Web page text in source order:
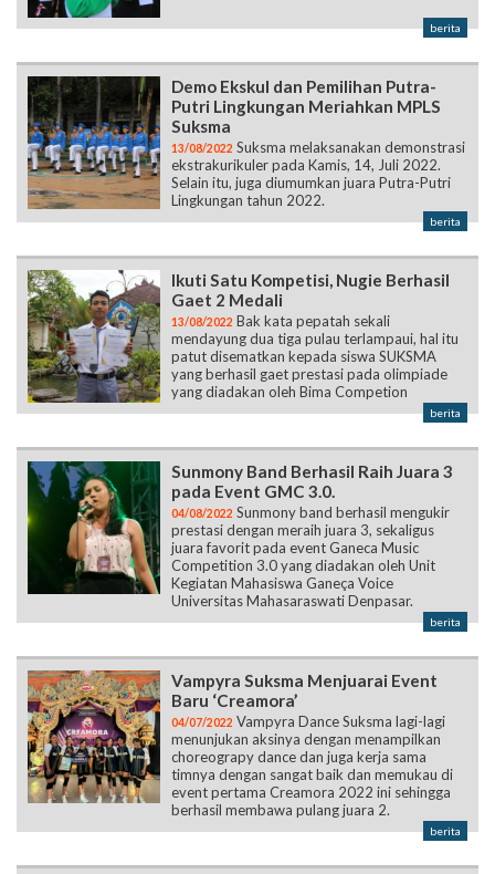
berita
Demo Ekskul dan Pemilihan Putra-
Putri Lingkungan Meriahkan MPLS
Suksma
13/08/2022 Suksma melaksanakan demonstrasi
ekstrakurikuler pada Kamis, 14, Juli 2022.
Selain itu, juga diumumkan juara Putra-Putri
Lingkungan tahun 2022.
berita
Ikuti Satu Kompetisi, Nugie Berhasil
Gaet 2 Medali
13/08/2022 Bak kata pepatah sekali
mendayung dua tiga pulau terlampaui, hal itu
patut disematkan kepada siswa SUKSMA
yang berhasil gaet prestasi pada olimpiade
yang diadakan oleh Bima Competion
berita
Sunmony Band Berhasil Raih Juara 3
pada Event GMC 3.0.
04/08/2022 Sunmony band berhasil mengukir
prestasi dengan meraih juara 3, sekaligus
juara favorit pada event Ganeca Music
Competition 3.0 yang diadakan oleh Unit
Kegiatan Mahasiswa Ganeça Voice
Universitas Mahasaraswati Denpasar.
berita
Vampyra Suksma Menjuarai Event
Baru ‘Creamora’
04/07/2022 Vampyra Dance Suksma lagi-lagi
menunjukan aksinya dengan menampilkan
choreograpy dance dan juga kerja sama
timnya dengan sangat baik dan memukau di
event pertama Creamora 2022 ini sehingga
berhasil membawa pulang juara 2.
berita